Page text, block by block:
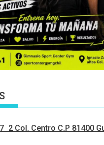
Col. Centro C.P 81400